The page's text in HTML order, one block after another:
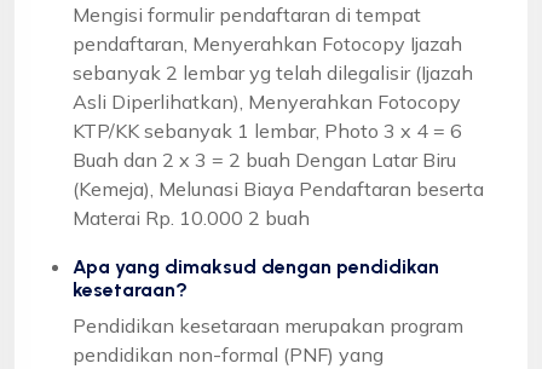
Mengisi formulir pendaftaran di tempat
pendaftaran, Menyerahkan Fotocopy Ijazah
sebanyak 2 lembar yg telah dilegalisir (Ijazah
Asli Diperlihatkan), Menyerahkan Fotocopy
KTP/KK sebanyak 1 lembar, Photo 3 x 4 = 6
Buah dan 2 x 3 = 2 buah Dengan Latar Biru
(Kemeja), Melunasi Biaya Pendaftaran beserta
Materai Rp. 10.000 2 buah
Apa yang dimaksud dengan pendidikan
kesetaraan?
Pendidikan kesetaraan merupakan program
pendidikan non-formal (PNF) yang